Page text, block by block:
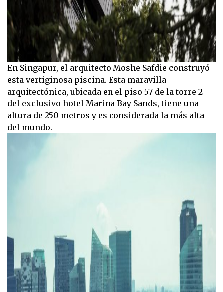
En Singapur, el arquitecto Moshe Safdie construyó
esta vertiginosa piscina. Esta maravilla
arquitectónica, ubicada en el piso 57 de la torre 2
del exclusivo hotel Marina Bay Sands, tiene una
altura de 250 metros y es considerada la más alta
del mundo.